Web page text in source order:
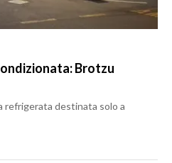
Brotzu
refrigerata destinata solo a